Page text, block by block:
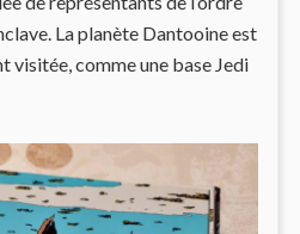
La planète Dantooine est
visitée, comme une base Jedi